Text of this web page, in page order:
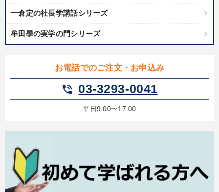
一倉定の社長学講話シリーズ
牟田學の実学の門シリーズ
お電話でのご注文・お申込み
phone_in_talk 03-3293-0041
平日9:00〜17:00